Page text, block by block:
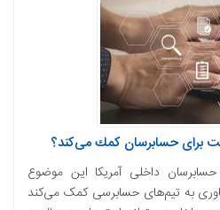
برای حسابرسان كمك می‌كند؟
داخلی آمریكا این موضوع
به تیم‌های حسابرسی کمک می‌کند